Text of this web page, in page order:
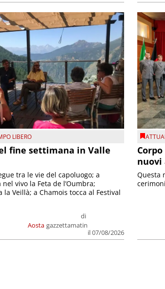
LIBERO
fine settimana in Valle
Aosta
di
gazzettamatin
il 07/08/2026
tra le vie del capoluogo; a
vivo la Feta de l’Oumbra;
la Veillà; a Chamois tocca al Festival
nuovi
Questa